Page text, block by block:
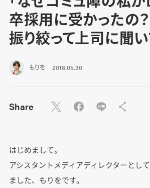
卒採用に受かったの
振り絞って上司に聞
もりを 2018.05.30
Share
はじめまして。
アシスタントメディアディレクターとし
ました、もりをです。